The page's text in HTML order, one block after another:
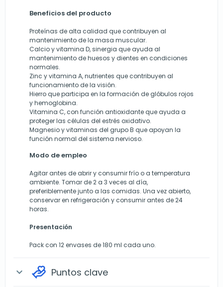
Beneficios del producto
Proteínas de alta calidad que contribuyen al
mantenimiento de la masa muscular.
Calcio y vitamina D, sinergia que ayuda al
mantenimiento de huesos y dientes en condiciones
normales.
Zinc y vitamina A, nutrientes que contribuyen al
funcionamiento de la visión.
Hierro que participa en la formación de glóbulos rojos
y hemoglobina.
Vitamina C, con función antioxidante que ayuda a
proteger las células del estrés oxidativo.
Magnesio y vitaminas del grupo B que apoyan la
función normal del sistema nervioso.
Modo de empleo
Agitar antes de abrir y consumir frío o a temperatura
ambiente. Tomar de 2 a 3 veces al día,
preferiblemente junto a las comidas. Una vez abierto,
conservar en refrigeración y consumir antes de 24
horas.
Presentación
Pack con 12 envases de 180 ml cada uno.
expand_more Puntos clave